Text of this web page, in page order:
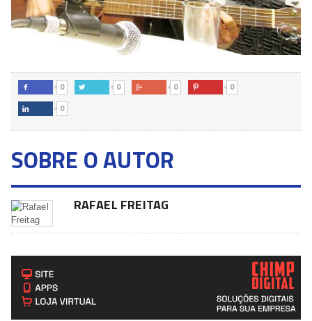
 0  0  0  0
 0
SOBRE O AUTOR
RAFAEL FREITAG